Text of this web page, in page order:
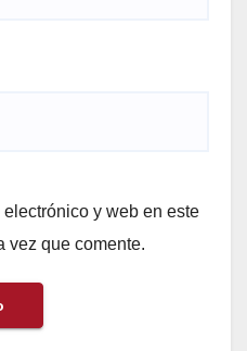
y web en este
vez que comente.